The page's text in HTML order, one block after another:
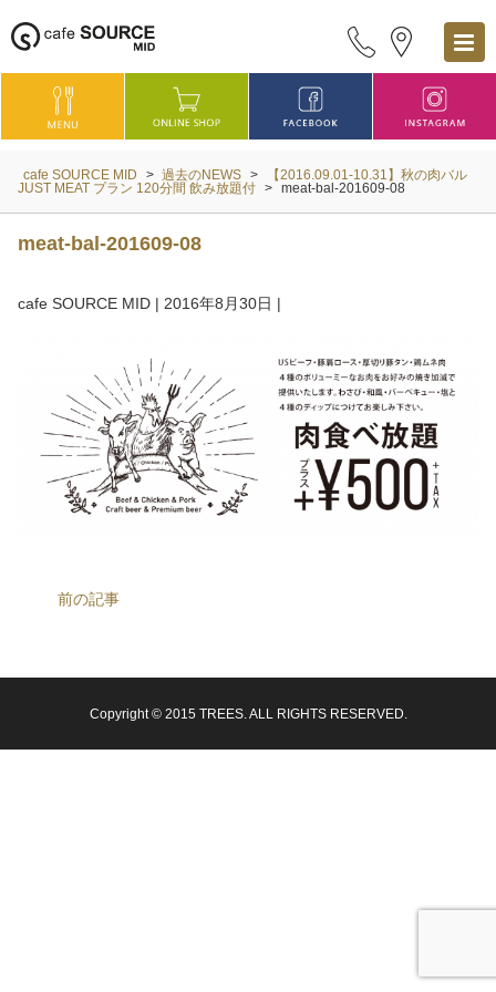
cafe SOURCE MID > 過去のNEWS >
【2016.09.01-10.31】秋の肉バル
JUST MEAT プラン 120分間 飲み放題付 > meat-bal-201609-08
meat-bal-201609-08
cafe SOURCE MID | 2016年8月30日 |
前の記事
Copyright © 2015 TREES. ALL RIGHTS RESERVED.